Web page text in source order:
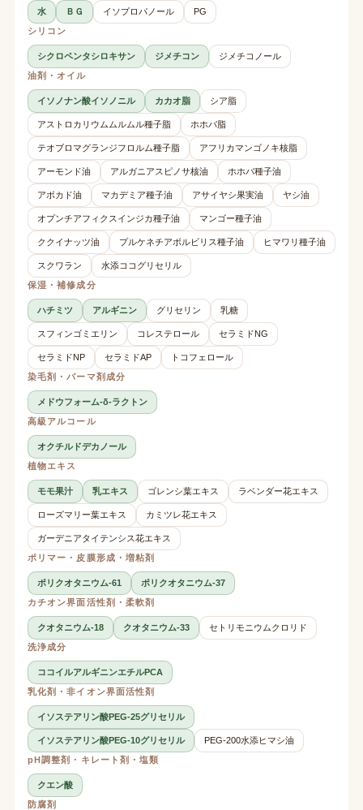
水 ＢＧ イソプロパノール
PG
シリコン
シクロペンタシロキサン ジメチコン
ジメチコノール
油剤・オイル
イソノナン酸イソノニル カカオ脂 シア脂
アストロカリウムムルムル種子脂 ホホバ脂
テオブロマグランジフロルム種子脂 アフリカマンゴノキ核脂
アーモンド油 アルガニアスピノサ核油 ホホバ種子油
アボカド油 マカデミア種子油 アサイヤシ果実油 ヤシ油
オプンチアフィクスインジカ種子油 マンゴー種子油
ククイナッツ油 プルケネチアボルビリス種子油 ヒマワリ種子油
スクワラン
水添ココグリセリル
保湿・補修成分
ハチミツ アルギニン グリセリン 乳糖
スフィンゴミエリン コレステロール セラミドNG
セラミドNP セラミドAP
トコフェロール
染毛剤・パーマ剤成分
メドウフォーム-δ-ラクトン
高級アルコール
オクチルドデカノール
植物エキス
モモ果汁 乳エキス ゴレンシ葉エキス ラベンダー花エキス
ローズマリー葉エキス カミツレ花エキス
ガーデニアタイテンシス花エキス
ポリマー・皮膜形成・増粘剤
ポリクオタニウム-61
ポリクオタニウム-37
カチオン界面活性剤・柔軟剤
クオタニウム-18 クオタニウム-33
セトリモニウムクロリド
洗浄成分
ココイルアルギニンエチルPCA
乳化剤・非イオン界面活性剤
イソステアリン酸PEG-25グリセリル
イソステアリン酸PEG-10グリセリル
PEG-200水添ヒマシ油
pH調整剤・キレート剤・塩類
クエン酸
防腐剤